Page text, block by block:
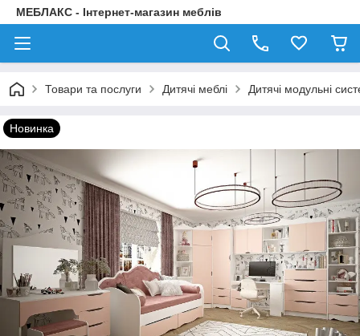
МЕБЛАКС - Інтернет-магазин меблів
Товари та послуги Дитячі меблі Дитячі модульні
Новинка